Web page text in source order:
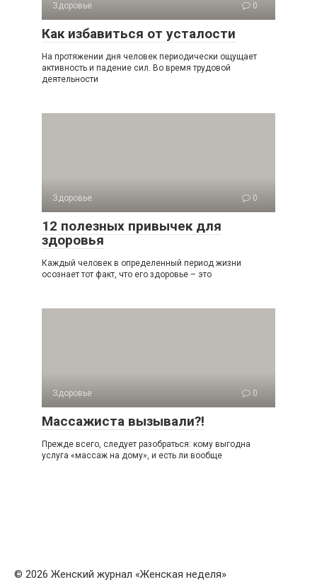
Здоровье 0
Как избавиться от усталости
На протяжении дня человек периодически ощущает
активность и падение сил. Во время трудовой
деятельности
Здоровье 0
12 полезных привычек для
здоровья
Каждый человек в определенный период жизни
осознает тот факт, что его здоровье – это
Здоровье 0
Массажиста вызывали?!
Прежде всего, следует разобраться: кому выгодна
услуга «массаж на дому», и есть ли вообще
© 2026 Женский журнал «Женская неделя»